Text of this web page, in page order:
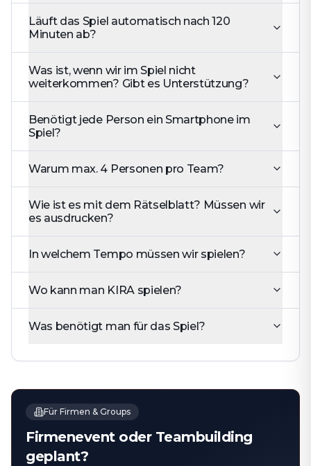
Läuft das Spiel automatisch nach 120
Minuten ab?
Was ist, wenn wir im Spiel nicht
weiterkommen? Gibt es Unterstützung?
Benötigt jede Person ein Smartphone im
Spiel?
Warum max. 4 Personen pro Team?
Wie ist es mit dem Rätselblatt? Müssen wir
es ausdrucken?
In welchem Tempo müssen wir spielen?
Wo kann man KIRA spielen?
Was benötigt man für das Spiel?
Für Firmen & Groups
Firmenevent oder Teambuilding
geplant?